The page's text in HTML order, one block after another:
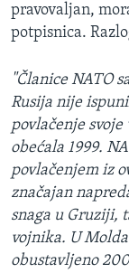
pravovaljan,
potpisnica.
"Članice NATO
Rusija nije
povlačenje
obećala 1999.
povlačenjem iz
značajan
snaga u Gruziji,
vojnika. U
obustavljeno